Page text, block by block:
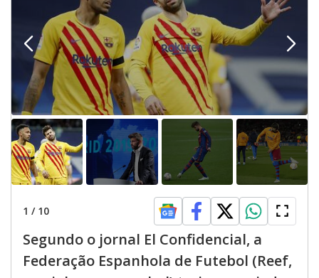
1 / 10
Segundo o jornal El Confidencial, a
Federação Espanhola de Futebol (Reef,